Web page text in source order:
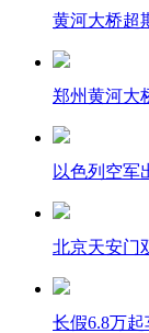
黄河大桥超
郑州黄河大
以色列空军
北京天安门
长假6.8万